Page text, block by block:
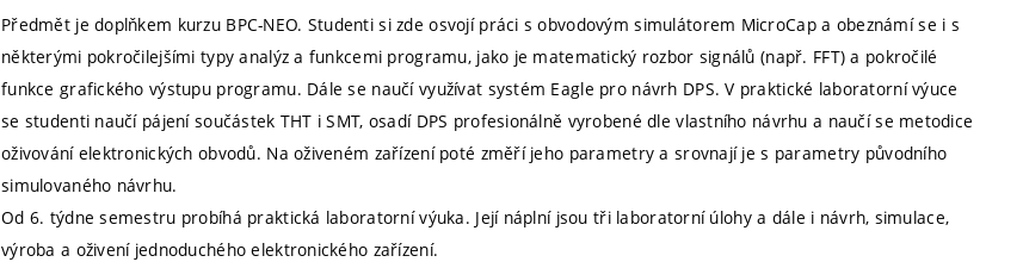
Předmět je doplňkem kurzu BPC-NEO. Studenti si zde osvojí práci s obvodovým simulátorem MicroCap a obeznámí se i s
některými pokročilejšími typy analýz a funkcemi programu, jako je matematický rozbor signálů (např. FFT) a pokročilé
funkce grafického výstupu programu. Dále se naučí využívat systém Eagle pro návrh DPS. V praktické laboratorní výuce
se studenti naučí pájení součástek THT i SMT, osadí DPS profesionálně vyrobené dle vlastního návrhu a naučí se metodice
oživování elektronických obvodů. Na oživeném zařízení poté změří jeho parametry a srovnají je s parametry původního
simulovaného návrhu.
Od 6. týdne semestru probíhá praktická laboratorní výuka. Její náplní jsou tři laboratorní úlohy a dále i návrh, simulace,
výroba a oživení jednoduchého elektronického zařízení.